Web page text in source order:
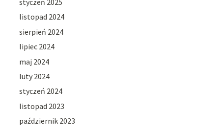
listopad 2024
sierpień 2024
lipiec 2024
maj 2024
luty 2024
styczeń 2024
listopad 2023
październik 2023